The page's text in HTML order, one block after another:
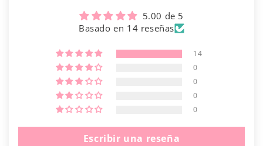
5.00 de 5
Basado en 14 reseñas
14
0
0
0
0
Escribir una reseña